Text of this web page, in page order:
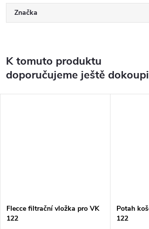
Značka
K tomuto produktu
doporučujeme ještě
Flecce filtrační vložka pro VK
122
Potah
122